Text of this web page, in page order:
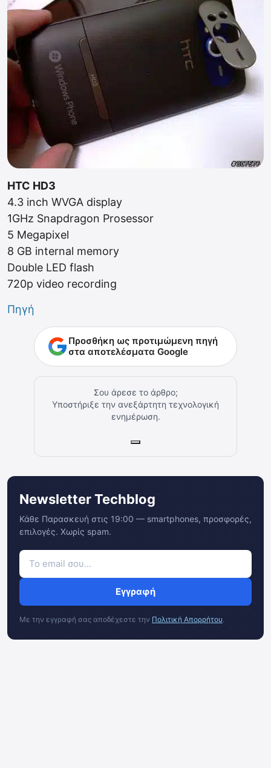
HTC HD3
4.3 inch WVGA display
1GHz Snapdragon Prosessor
5 Megapixel
8 GB internal memory
Double LED flash
720p video recording
Πηγή
Προσθήκη ως προτιμώμενη πηγή
στα αποτελέσματα Google
Σου άρεσε το άρθρο;
Υποστήριξε την ανεξάρτητη τεχνολογική
ενημέρωση.
Newsletter Techblog
Κάθε Παρασκευή στις 19:00 — smartphones, προσφορές,
επιλογές. Χωρίς spam.
Εγγραφή
Με την εγγραφή σας αποδέχεστε την Πολιτική Απορρήτου.